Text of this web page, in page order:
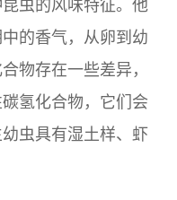
虫的风味特征。他
的香气，从卵到幼
物存在一些差异，
氢化合物，它们会
虫具有湿土样、虾